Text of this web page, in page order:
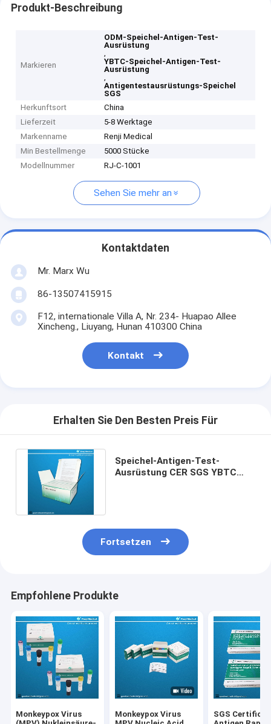
Produkt-Beschreibung
Markieren
ODM-Speichel-Antigen-Test-
Ausrüstung
,
YBTC-Speichel-Antigen-Test-
Ausrüstung
,
Antigentestausrüstungs-Speichel
SGS
Herkunftsort
China
Lieferzeit
5-8 Werktage
Markenname
Renji Medical
Min Bestellmenge
5000 Stücke
Modellnummer
RJ-C-1001
Sehen Sie mehr an
Kontaktdaten
Mr. Marx Wu
86-13507415915
F12, internationale Villa A, Nr. 234- Huapao Allee
Xincheng., Liuyang, Hunan 410300 China
Kontakt
Erhalten Sie Den Besten Preis Für
Speichel-Antigen-Test-
Ausrüstung CER SGS YBTC
Fortsetzen
Empfohlene Produkte
Monkeypox Virus
Monkeypox Virus
SGS